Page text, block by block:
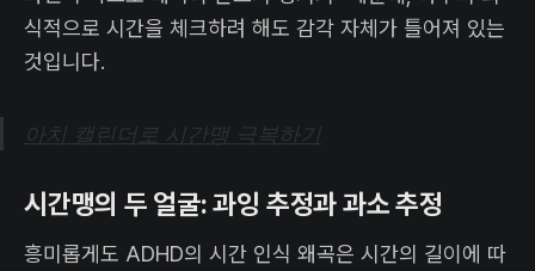
식적으로 시간을 체크하려 해도 감각 자체가 틀어져 있는
것입니다.
아치 캘린더로 시간맹 극복하기
시간맹의 두 얼굴: 과잉 추정과 과소 추정
흥미롭게도 ADHD의 시간 인식 왜곡은 시간의 길이에 따